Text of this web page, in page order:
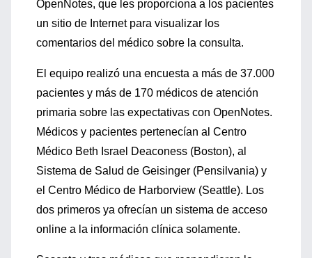
OpenNotes, que les proporciona a los pacientes
un sitio de Internet para visualizar los
comentarios del médico sobre la consulta.
El equipo realizó una encuesta a más de 37.000
pacientes y más de 170 médicos de atención
primaria sobre las expectativas con OpenNotes.
Médicos y pacientes pertenecían al Centro
Médico Beth Israel Deaconess (Boston), al
Sistema de Salud de Geisinger (Pensilvania) y
el Centro Médico de Harborview (Seattle). Los
dos primeros ya ofrecían un sistema de acceso
online a la información clínica solamente.